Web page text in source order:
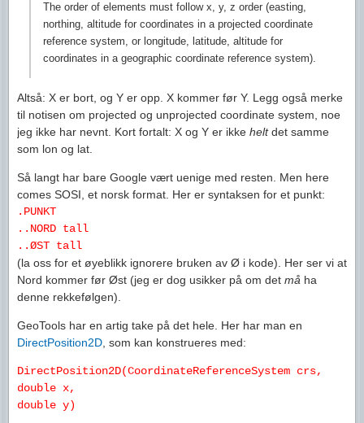
The order of elements must follow x, y, z order (easting,
northing, altitude for coordinates in a projected coordinate
reference system, or longitude, latitude, altitude for
coordinates in a geographic coordinate reference system).
Altså: X er bort, og Y er opp. X kommer før Y. Legg også merke
til notisen om projected og unprojected coordinate system, noe
jeg ikke har nevnt. Kort fortalt: X og Y er ikke heltdet samme
som lon og lat.
Så langt har bare Google vært uenige med resten. Men here
comes SOSI, et norsk format. Her er syntaksen for et punkt:
.PUNKT
..NORD tall
..ØST tall
(la oss for et øyeblikk ignorere bruken av Ø i kode). Her ser vi at
Nord kommer før Øst (jeg er dog usikker på om det må ha
denne rekkefølgen).
GeoTools har en artig take på det hele. Her har man en
DirectPosition2D, som kan konstrueres med:
DirectPosition2D(CoordinateReferenceSystem crs,
double x,
double y)